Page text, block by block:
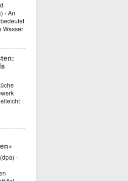
- An
Wasser
-